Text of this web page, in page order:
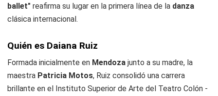
ballet" reafirma su lugar en la primera línea de la danza
clásica internacional.
Quién es Daiana Ruiz
Formada inicialmente en Mendoza junto a su madre, la
maestra Patricia Motos, Ruiz consolidó una carrera
brillante en el Instituto Superior de Arte del Teatro Colón -